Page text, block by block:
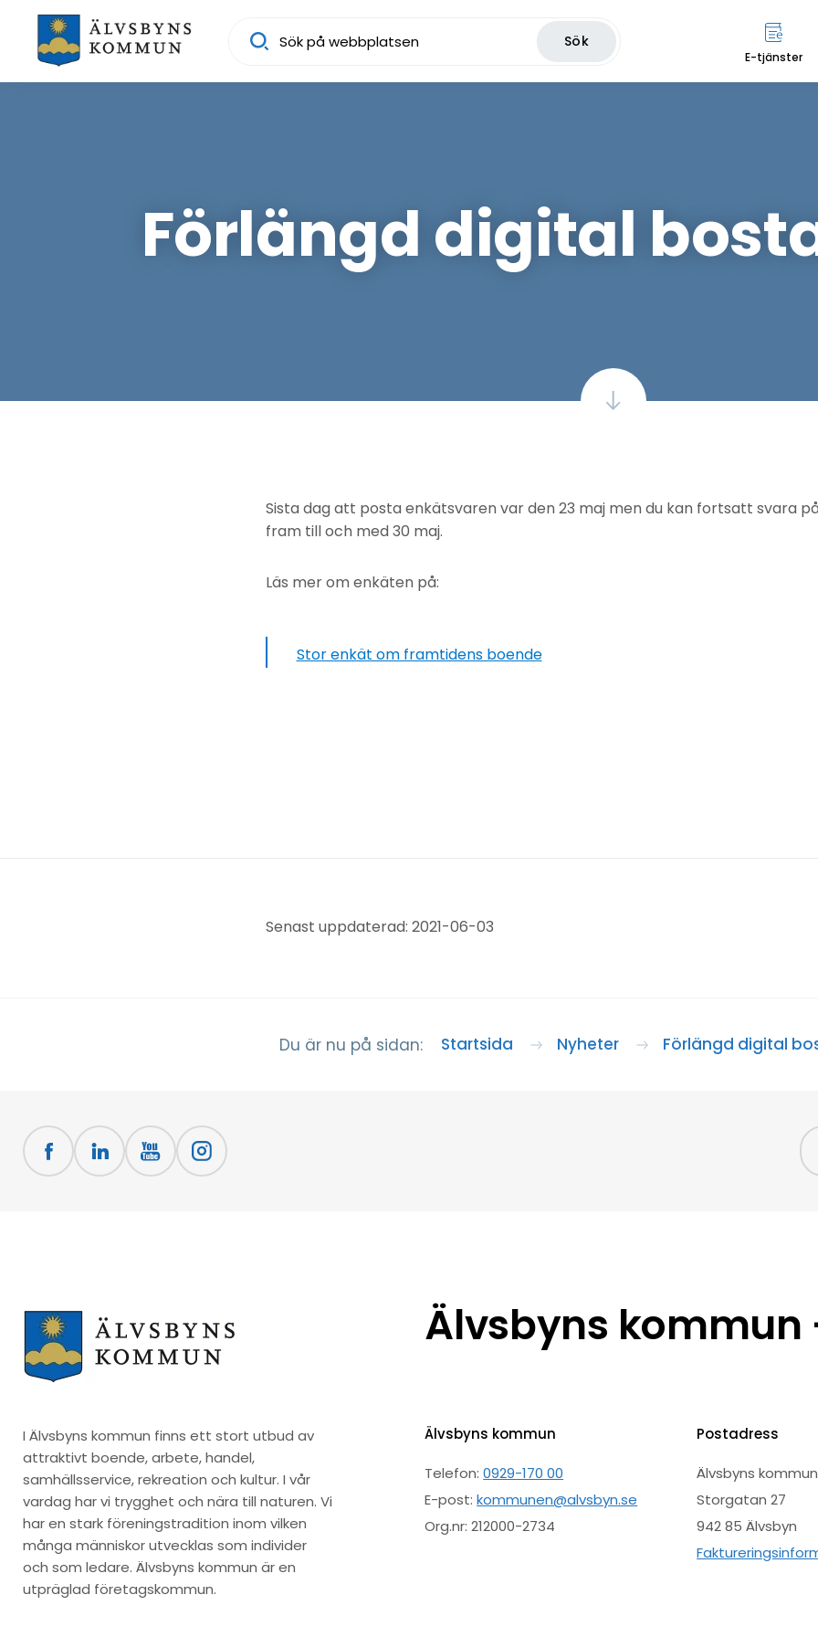
Sök
E-tjänster
Förlängd digital
Sista dag att posta enkätsvaren var den 23 maj men du kan fortsatt svara
fram till och med 30 maj.
Läs mer om enkäten på:
Stor enkät om framtidens boende
Senast uppdaterad: 2021-06-03
Du är nu på sidan: Startsida Nyheter Förlängd digital
I Älvsbyns kommun finns ett stort utbud av
attraktivt boende, arbete, handel,
samhällsservice, rekreation och kultur. I vår
vardag har vi trygghet och nära till naturen. Vi
har en stark föreningstradition inom vilken
många människor utvecklas som individer
och som ledare. Älvsbyns kommun är en
utpräglad företagskommun.
Älvsbyns kommun
Älvsbyns kommun
Telefon:0929-170 00
E-post:kommunen@alvsbyn.se
Org.nr: 212000-2734
Postadress
Älvsbyns kommun
Storgatan 27
942 85 Älvsbyn